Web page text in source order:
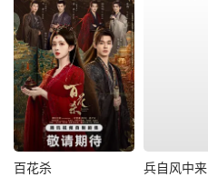
百花杀 兵自风中来